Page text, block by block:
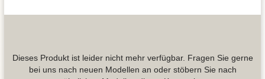
Dieses Produkt ist leider nicht mehr verfügbar. Fragen Sie gerne
bei uns nach neuen Modellen an oder stöbern Sie nach